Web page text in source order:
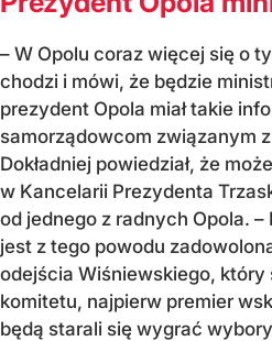
– W Opolu coraz więcej się o
chodzi i mówi, że będzie
prezydent Opola miał takie
samorządowcom związanym
Dokładniej powiedział, że
w Kancelarii Prezydenta
od jednego z radnych Opola.
jest z tego powodu
odejścia Wiśniewskiego, który
komitetu, najpierw premier
będą starali się wygrać